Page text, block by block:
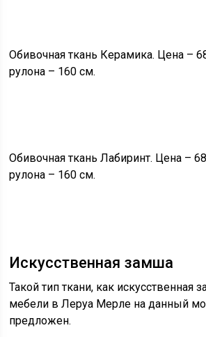
Обивочная ткань Керамика. Цена –
рулона – 160 см.
Обивочная ткань Лабиринт. Цена –
рулона – 160 см.
Искусственная замша
Такой тип ткани, как искусственная
мебели в Леруа Мерле на данный
предложен.